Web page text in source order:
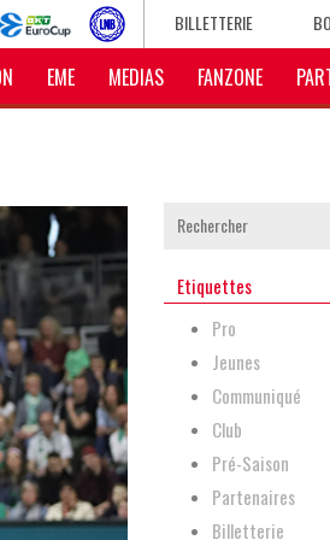
BILLETTERIE
EME MEDIAS FANZONE
Etiquettes
Pro
Jeunes
Communiqué
Club
Pré-Saison
Partenaires
Billetterie